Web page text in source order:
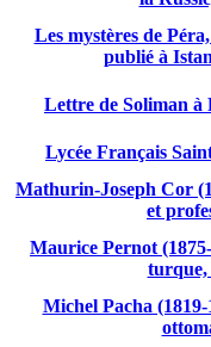
Les mystères de
publié à
Lettre de Soliman à
Lycée Français
Mathurin-Joseph Cor
et
Maurice Pernot
turque,
Michel Pacha (1819-